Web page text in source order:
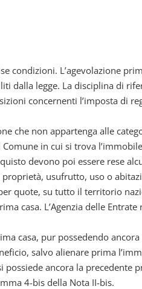
L’agevolazione
dalla legge. La disciplina di
concernenti l’imposta di
che non appartenga alle
in cui si trova
devono poi essere rese
usufrutto, uso o
quote, su tutto il territorio
casa. L’Agenzia delle
casa, pur possedendo
salvo alienare prima
ancora la precedente
4-bis della Nota II-bis.